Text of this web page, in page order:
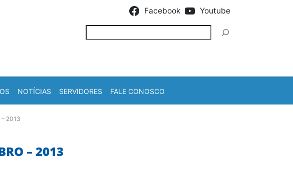
Facebook Youtube
NOTÍCIAS SERVIDORES FALE CONOSCO
2013
– 2013